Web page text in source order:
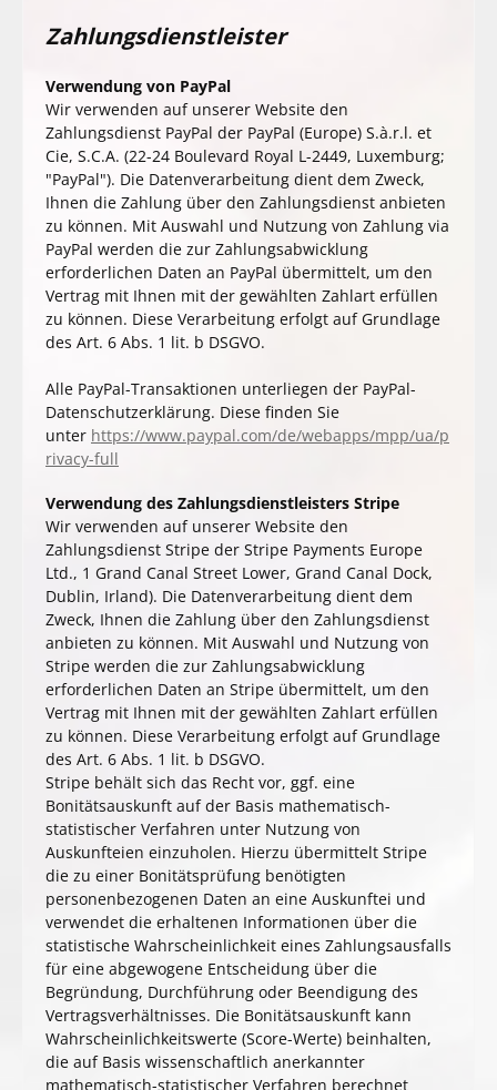
Zahlungsdienstleister
Verwendung von PayPal
Wir verwenden auf unserer Website den
Zahlungsdienst PayPal der PayPal (Europe) S.à.r.l. et
Cie, S.C.A. (22-24 Boulevard Royal L-2449, Luxemburg;
"PayPal"). Die Datenverarbeitung dient dem Zweck,
Ihnen die Zahlung über den Zahlungsdienst anbieten
zu können. Mit Auswahl und Nutzung von Zahlung via
PayPal werden die zur Zahlungsabwicklung
erforderlichen Daten an PayPal übermittelt, um den
Vertrag mit Ihnen mit der gewählten Zahlart erfüllen
zu können. Diese Verarbeitung erfolgt auf Grundlage
des Art. 6 Abs. 1 lit. b DSGVO.
Alle PayPal-Transaktionen unterliegen der PayPal-
Datenschutzerklärung. Diese finden Sie
unter https://www.paypal.com/de/webapps/mpp/ua/p
rivacy-full
Verwendung des Zahlungsdienstleisters Stripe
Wir verwenden auf unserer Website den
Zahlungsdienst Stripe der Stripe Payments Europe
Ltd., 1 Grand Canal Street Lower, Grand Canal Dock,
Dublin, Irland). Die Datenverarbeitung dient dem
Zweck, Ihnen die Zahlung über den Zahlungsdienst
anbieten zu können. Mit Auswahl und Nutzung von
Stripe werden die zur Zahlungsabwicklung
erforderlichen Daten an Stripe übermittelt, um den
Vertrag mit Ihnen mit der gewählten Zahlart erfüllen
zu können. Diese Verarbeitung erfolgt auf Grundlage
des Art. 6 Abs. 1 lit. b DSGVO.
Stripe behält sich das Recht vor, ggf. eine
Bonitätsauskunft auf der Basis mathematisch-
statistischer Verfahren unter Nutzung von
Auskunfteien einzuholen. Hierzu übermittelt Stripe
die zu einer Bonitätsprüfung benötigten
personenbezogenen Daten an eine Auskunftei und
verwendet die erhaltenen Informationen über die
statistische Wahrscheinlichkeit eines Zahlungsausfalls
für eine abgewogene Entscheidung über die
Begründung, Durchführung oder Beendigung des
Vertragsverhältnisses. Die Bonitätsauskunft kann
Wahrscheinlichkeitswerte (Score-Werte) beinhalten,
die auf Basis wissenschaftlich anerkannter
mathematisch-statistischer Verfahren berechnet